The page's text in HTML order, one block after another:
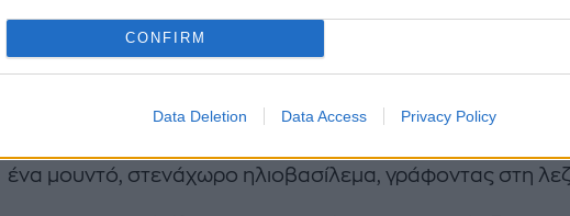
CONFIRM
Data Deletion Data Access Privacy Policy
από κάποιες ώρες τουλάχιστον που η Kylie κοινοποίησε
ένα μουντό, στενάχωρο ηλιοβασίλεμα, γράφοντας στη